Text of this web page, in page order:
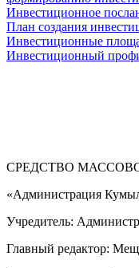
Инвестиционное
План создания
Инвестиционные
Инвестиционный
«Администрация
Учредитель:
Главный редактор: